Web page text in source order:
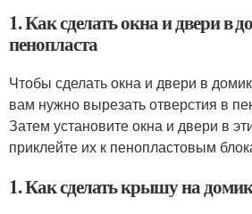
1. Как сделать окна и двери в
пенопласта
Чтобы сделать окна и двери в
вам нужно вырезать отверстия в
Затем установите окна и двери в
приклейте их к пенопластовым
1. Как сделать крышу на